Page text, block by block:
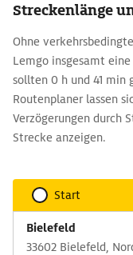
Streckenlänge
Ohne
Lemgo insgesamt
sollten 0 h und 41 min
Routenplaner lassen
Verzögerungen durch
Strecke anzeigen.
Start
Bielefeld
33602 Bielefeld,